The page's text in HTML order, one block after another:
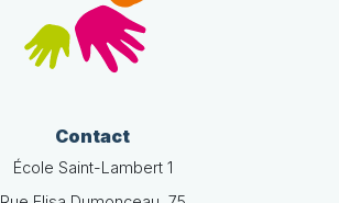
Contact
École Saint-Lambert 1